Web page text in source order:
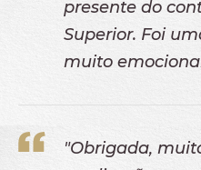
presente do
Superior. Foi
muito
"Obrigada,